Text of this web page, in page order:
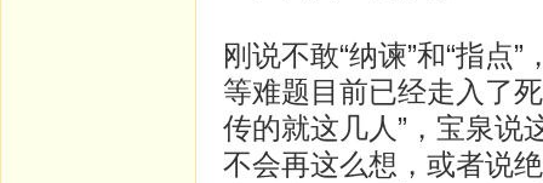
刚说不敢“纳谏”和“指点
等难题目前已经走入了
传的就这几人”，宝泉说
不会再这么想，或者说